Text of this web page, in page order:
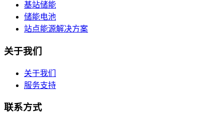
基站储能
储能电池
站点能源解决方案
关于我们
关于我们
服务支持
联系方式